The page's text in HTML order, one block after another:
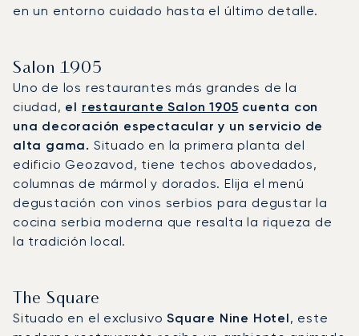
en un entorno cuidado hasta el último detalle.
Salon 1905
Uno de los restaurantes más grandes de la
ciudad, el restaurante Salon 1905 cuenta con
una decoración espectacular y un servicio de
alta gama. Situado en la primera planta del
edificio Geozavod, tiene techos abovedados,
columnas de mármol y dorados. Elija el menú
degustación con vinos serbios para degustar la
cocina serbia moderna que resalta la riqueza de
la tradición local.
The Square
Situado en el exclusivoSquare Nine Hotel, este